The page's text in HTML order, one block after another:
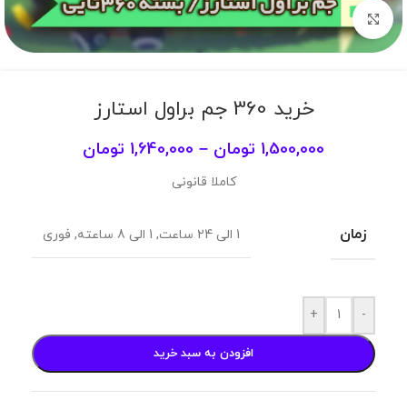
برای بزرگنمایی کلیک کنید
خرید 360 جم براول استارز
1,500,000 تومان –
1,640,000 تومان
کاملا قانونی
زمان 1 الی 24 ساعت , 1 الی 8 ساعته , فوری
-
+
افزودن به سبد خرید